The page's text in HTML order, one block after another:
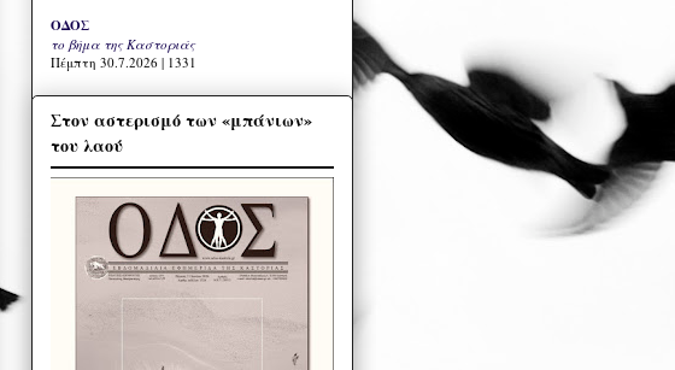
ΟΔΟΣ
το βήμα της Καστοριάς
Πέμπτη 30.7.2026 | 1331
Στον αστερισμό των «μπάνιων»
του λαού